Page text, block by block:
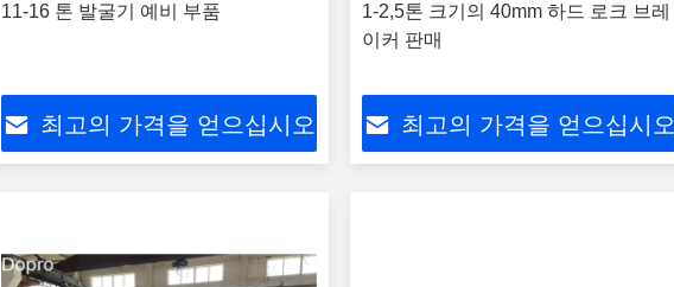
11-16 톤 발굴기 예비 부품
최고의 가격을 얻으십시오
1-2,5톤 크기의 40mm 하드 로크 브레
이커 판매
최고의 가격을 얻으십시오